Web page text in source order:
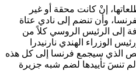
إنْ كانت محقة أو غير
وأن تنضم إلى نادي عتاة
إلى الرئيس الروسي كلاً من
الوزراء الهندي نارنيدرا
الذي سيجمع فرنسا إلى كل هذه
لم تنسَ تأييدها لضم شبه جزيرة